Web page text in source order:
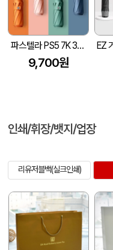
파스텔라 PS5 7K 3단 수동 양우산(UPF50+)
9,700원
인쇄/휘장/뱃지/업장
리유저블백(실크인쇄)